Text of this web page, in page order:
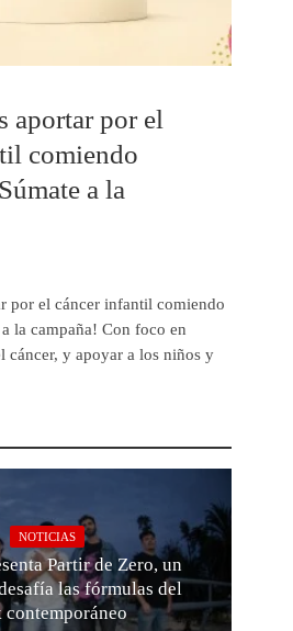
aportar por el
comiendo
a la
por el cáncer infantil comiendo
la campaña! Con foco en
cáncer, y apoyar a los niños y
NOTICIAS
Partir de Zero, un
las fórmulas del
contemporáneo